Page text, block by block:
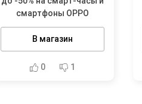
смартфоны OPPO
В магазин
0 1